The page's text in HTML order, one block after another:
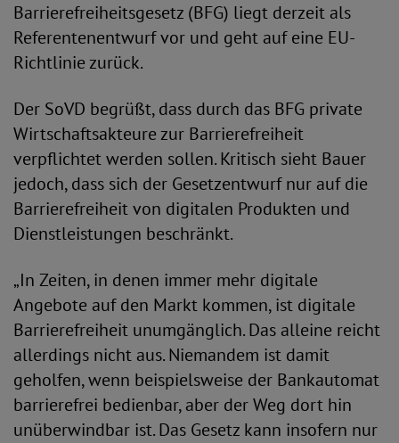
Barrierefreiheitsgesetz (BFG) liegt derzeit als
Referentenentwurf vor und geht auf eine EU-
Richtlinie zurück.
Der SoVD begrüßt, dass durch das BFG private
Wirtschaftsakteure zur Barrierefreiheit
verpflichtet werden sollen. Kritisch sieht Bauer
jedoch, dass sich der Gesetzentwurf nur auf die
Barrierefreiheit von digitalen Produkten und
Dienstleistungen beschränkt.
„In Zeiten, in denen immer mehr digitale
Angebote auf den Markt kommen, ist digitale
Barrierefreiheit unumgänglich. Das alleine reicht
allerdings nicht aus. Niemandem ist damit
geholfen, wenn beispielsweise der Bankautomat
barrierefrei bedienbar, aber der Weg dort hin
unüberwindbar ist. Das Gesetz kann insofern nur